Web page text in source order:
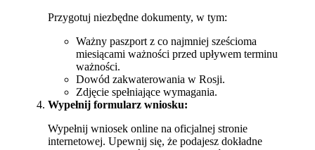
Przygotuj niezbędne dokumenty, w tym:
Ważny paszport z co najmniej sześcioma
miesiącami ważności przed upływem terminu
ważności.
Dowód zakwaterowania w Rosji.
Zdjęcie spełniające wymagania.
Wypełnij formularz wniosku:
Wypełnij wniosek online na oficjalnej stronie
internetowej. Upewnij się, że podajesz dokładne